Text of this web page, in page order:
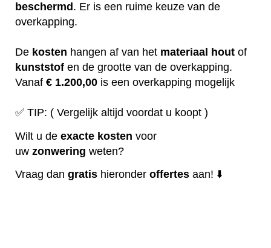
beschermd . Er is een ruime keuze van de
overkapping.
De kosten hangen af van het materiaal hout of
kunststof en de grootte van de overkapping.
Vanaf € 1.200,00 is een overkapping mogelijk
✅ TIP: ( Vergelijk altijd voordat u koopt )
Wilt u de exacte kosten voor
uw zonwering weten?
Vraag dan gratis hieronder offertes aan! ⬇️